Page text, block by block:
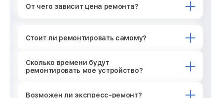
От чего зависит цена ремонта?
Стоит ли ремонтировать самому?
Сколько времени будут
ремонтировать мое устройство?
Возможен ли экспресс-ремонт?